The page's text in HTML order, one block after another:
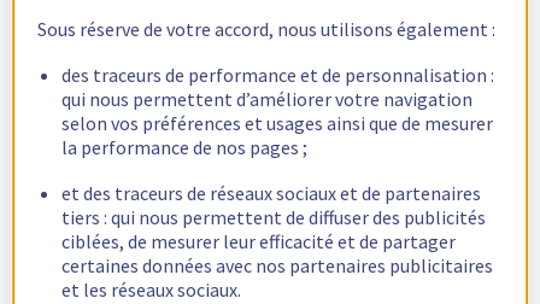
Sous réserve de votre accord, nous utilisons également :
des traceurs de performance et de personnalisation :
qui nous permettent d’améliorer votre navigation
selon vos préférences et usages ainsi que de mesurer
la performance de nos pages ;
et des traceurs de réseaux sociaux et de partenaires
tiers : qui nous permettent de diffuser des publicités
ciblées, de mesurer leur efficacité et de partager
certaines données avec nos partenaires publicitaires
et les réseaux sociaux.